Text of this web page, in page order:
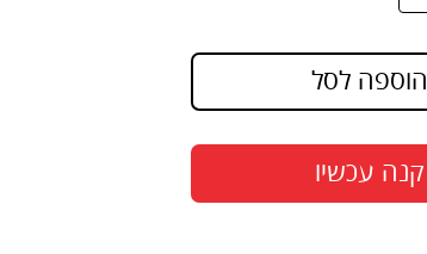
הוספה לסל
קנה עכשיו